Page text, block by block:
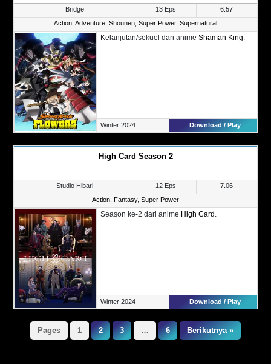
Bridge 13 Eps
6.57
Action Adventure Shounen Super Power, Supernatural
Kelanjutan/sekuel dari anime Shaman King
Winter 2024 Download / Play
High Card Season 2
Studio Hibari 12 Eps
7.06
Action Fantasy, Super Power
Season ke-2 dari anime High Card
Winter 2024 Download / Play
Pages 1 2 3 … 6 Berikutnya »